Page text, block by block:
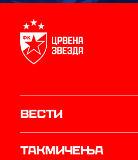
Вести
Такмичења